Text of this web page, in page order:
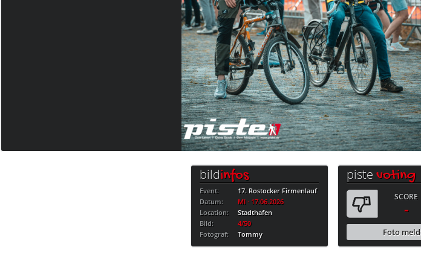
bildinfos
Event:
17. Rostocker Firmenlauf
Datum:
MI · 17.06.2026
Location:
Stadthafen
Bild:
4/50
Fotograf:
Tommy
pistevoting
SCORE
-
Foto